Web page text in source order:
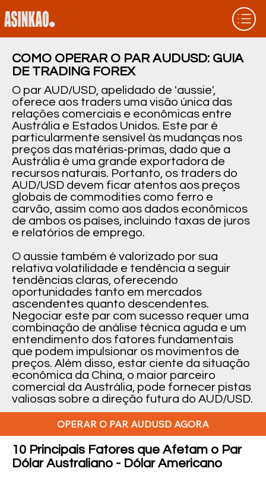
COMO OPERAR O PAR AUDUSD: GUIA
DE TRADING FOREX
O par AUD/USD, apelidado de 'aussie',
oferece aos traders uma visão única das
relações comerciais e econômicas entre
Austrália e Estados Unidos. Este par é
particularmente sensível às mudanças nos
preços das matérias-primas, dado que a
Austrália é uma grande exportadora de
recursos naturais. Portanto, os traders do
AUD/USD devem ficar atentos aos preços
globais de commodities como ferro e
carvão, assim como aos dados econômicos
de ambos os países, incluindo taxas de juros
e relatórios de emprego.
O aussie também é valorizado por sua
relativa volatilidade e tendência a seguir
tendências claras, oferecendo
oportunidades tanto em mercados
ascendentes quanto descendentes.
Negociar este par com sucesso requer uma
combinação de análise técnica aguda e um
entendimento dos fatores fundamentais
que podem impulsionar os movimentos de
preços. Além disso, estar ciente da situação
econômica da China, o maior parceiro
comercial da Austrália, pode fornecer pistas
valiosas sobre a direção futura do AUD/USD.
10 Principais Fatores que Afetam o Par
Dólar Australiano - Dólar Americano
OPERAR O PAR AUDUSD AGORA